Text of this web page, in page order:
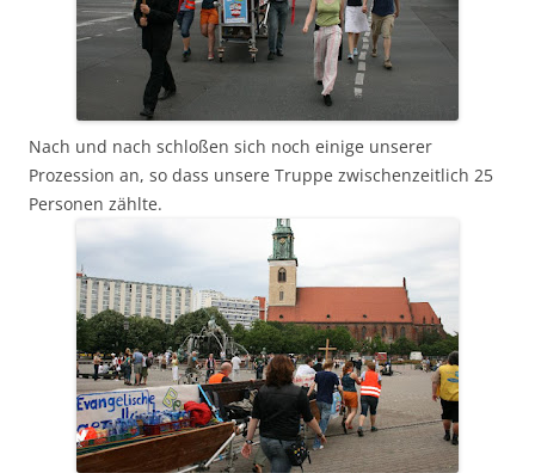
Nach und nach schloßen sich noch einige unserer
Prozession an, so dass unsere Truppe zwischenzeitlich 25
Personen zählte.